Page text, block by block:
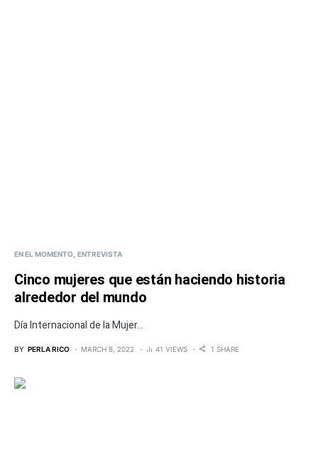
EN EL MOMENTO ENTREVISTA
Cinco mujeres que están haciendo historia
alrededor del mundo
Día Internacional de la Mujer...
BY PERLA RICO MARCH 8, 2022 41 VIEWS 1 SHARE